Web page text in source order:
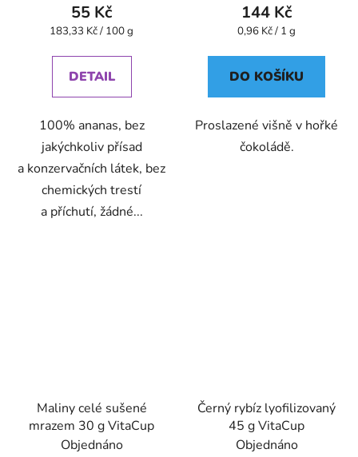
55 Kč
Měrná
183,33 Kč / 100 g
DETAIL
100% ananas, bez
jakýchkoliv přísad
a konzervačních látek, bez
chemických trestí
a příchutí, žádné...
144 Kč
Měrná
0,96 Kč / 1 g
DO KOŠÍKU
Proslazené višně v hořké
čokoládě.
Maliny celé sušené
mrazem 30 g VitaCup
Objednáno
Černý rybíz lyofilizovaný
45 g VitaCup
Objednáno